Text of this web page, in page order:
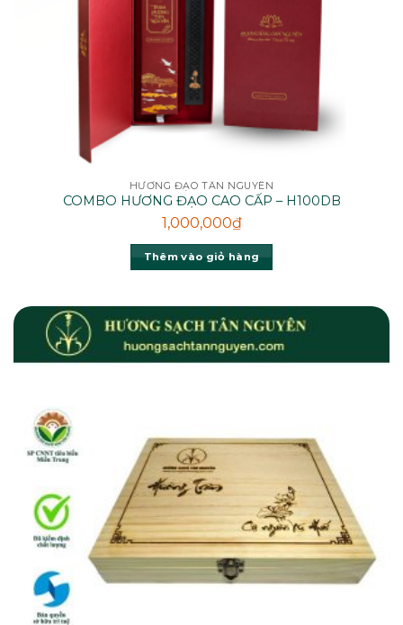
HƯƠNG ĐẠO TÂN NGUYÊN
COMBO HƯƠNG ĐẠO CAO CẤP – H100DB
1,000,000₫
Thêm vào giỏ hàng